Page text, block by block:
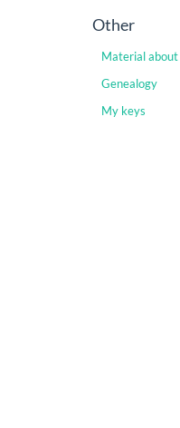
Other
Material about
Genealogy
My keys